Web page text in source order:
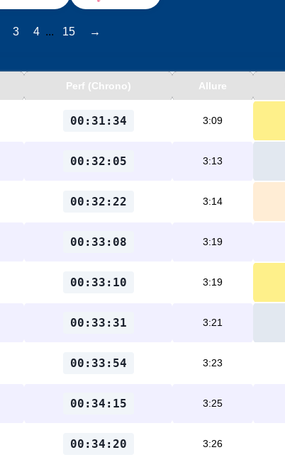
3 4 ... 15 →
Perf (Chrono) Allure
00:31:34 3:09
00:32:05 3:13
00:32:22 3:14
00:33:08 3:19
00:33:10 3:19
00:33:31 3:21
00:33:54 3:23
00:34:15 3:25
00:34:20 3:26